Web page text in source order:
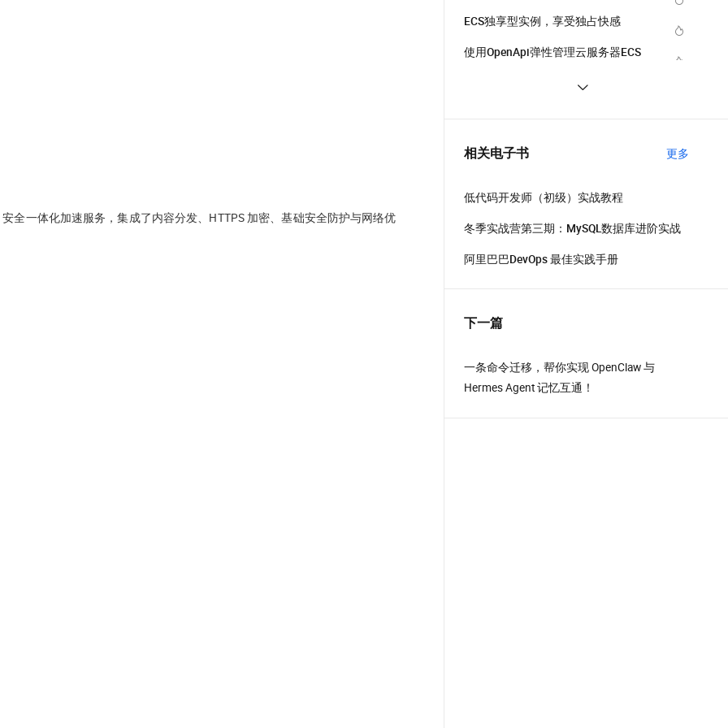
全一体化加速服务，集成了内容分发、HTTPS 加密、基础安全防护与网络优
ECS独享型实例，享受独占快感
使用OpenApi弹性管理云服务器ECS
如何使用标签(TAG RAM)控制对ECS 资
ECS 实例 “预付费” 能转换为 “按量付
相关电子书 更多
低代码开发师（初级）实战教程
冬季实战营第三期：MySQL数据库进阶实战
阿里巴巴DevOps 最佳实践手册
下一篇
一条命令迁移，帮你实现 OpenClaw 与
Hermes Agent 记忆互通！